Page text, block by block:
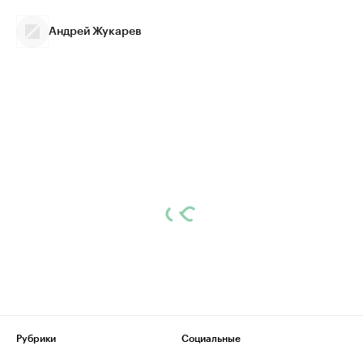
Андрей Жукарев
Рубрики
Социальные